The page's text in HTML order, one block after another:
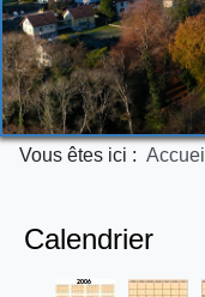
Vous êtes ici : Accueil
Calendrier